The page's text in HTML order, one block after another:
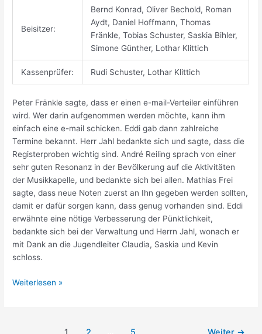
Beisitzer:
Bernd Konrad, Oliver Bechold, Roman
Aydt, Daniel Hoffmann, Thomas
Fränkle, Tobias Schuster, Saskia Bihler,
Simone Günther, Lothar Klittich
Kassenprüfer: Rudi Schuster, Lothar Klittich
Peter Fränkle sagte, dass er einen e-mail-Verteiler einführen
wird. Wer darin aufgenommen werden möchte, kann ihm
einfach eine e-mail schicken. Eddi gab dann zahlreiche
Termine bekannt. Herr Jahl bedankte sich und sagte, dass die
Registerproben wichtig sind. André Reiling sprach von einer
sehr guten Resonanz in der Bevölkerung auf die Aktivitäten
der Musikkapelle, und bedankte sich bei allen. Mathias Frei
sagte, dass neue Noten zuerst an Ihn gegeben werden sollten,
damit er dafür sorgen kann, dass genug vorhanden sind. Eddi
erwähnte eine nötige Verbesserung der Pünktlichkeit,
bedankte sich bei der Verwaltung und Herrn Jahl, wonach er
mit Dank an die Jugendleiter Claudia, Saskia und Kevin
schloss.
Bericht
Weiterlesen »
Seitennummerierung